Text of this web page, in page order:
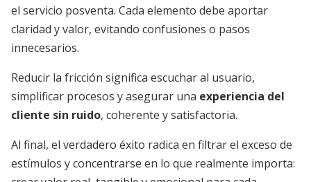
el servicio posventa. Cada elemento debe aportar
claridad y valor, evitando confusiones o pasos
innecesarios.
Reducir la fricción significa escuchar al usuario,
simplificar procesos y asegurar una experiencia del
cliente sin ruido, coherente y satisfactoria.
Al final, el verdadero éxito radica en filtrar el exceso de
estímulos y concentrarse en lo que realmente importa: